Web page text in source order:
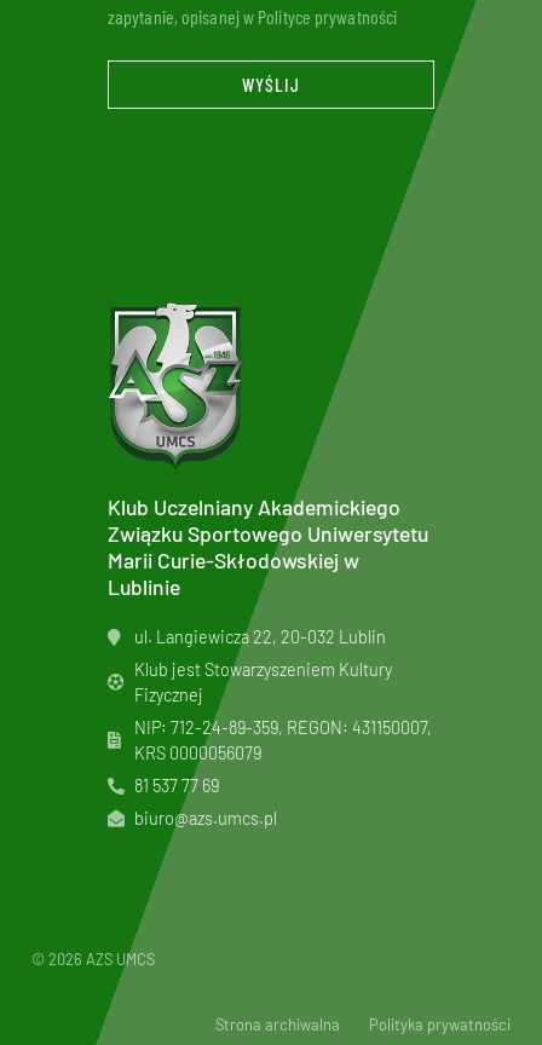
zapytanie, opisanej w Polityce prywatności
WYŚLIJ
Klub Uczelniany Akademickiego
Związku Sportowego Uniwersytetu
Marii Curie-Skłodowskiej w
Lublinie
ul. Langiewicza 22, 20-032 Lublin
Klub jest Stowarzyszeniem Kultury
Fizycznej
NIP: 712-24-89-359, REGON: 431150007,
KRS 0000056079
81 537 77 69
biuro@azs.umcs.pl
© 2026 AZS UMCS
Strona archiwalna Polityka prywatności